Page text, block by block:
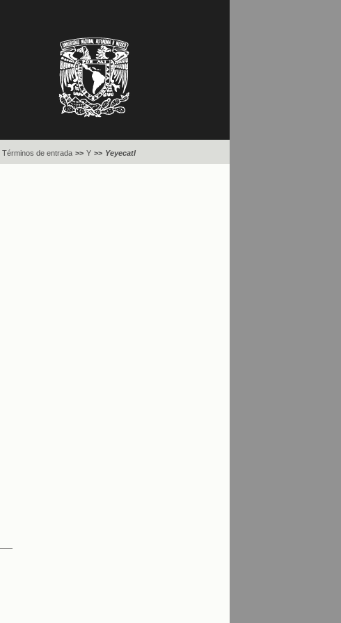
Términos de entrada >> Y >> Yeyecatl